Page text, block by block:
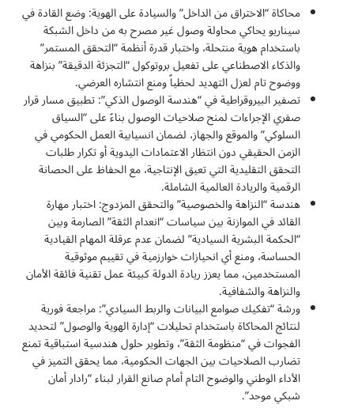
محاكاة “الاختراق من الداخل” والسيادة على الهوية: وضع القادة في
سيناريو يحاكي محاولة وصول غير مصرح به من داخل الشبكة
باستخدام هوية منتحلة، واختبار قدرة أنظمة “التحقق المستمر”
والذكاء الاصطناعي على تفعيل بروتوكول “التجزئة الدقيقة” بنزاهة
ووضوح تام لعزل التهديد لحظياً ومنع انتشاره العرضي.
تصفير البيروقراطية في “هندسة الوصول الذكي”: تطبيق مسار قرار
صفري الإجراءات لمنح صلاحيات الوصول بناءً على “السياق
السلوكي” والموقع والجهاز، لضمان انسيابية العمل الحكومي في
الزمن الحقيقي دون انتظار الاعتمادات اليدوية أو تكرار طلبات
التحقق التقليدية التي تعيق الإنتاجية، مع الحفاظ على الحصانة
الرقمية والريادة العالمية الشاملة.
هندسة “النزاهة والخصوصية” والتحقق المزدوج: اختبار مهارة
القائد في الموازنة بين سياسات “انعدام الثقة” الصارمة وبين
“الحكمة البشرية السيادية” لضمان عدم عرقلة المهام القيادية
الحساسة، ومنع أي انحيازات خوارزمية في تقييم موثوقية
المستخدمين، مما يعزز ريادة الدولة كبيئة عمل تقنية فائقة الأمان
والنزاهة والشفافية.
ورشة “تفكيك صوامع البيانات والربط السيادي”: مراجعة فورية
لنتائج المحاكاة باستخدام تحليلات “إدارة الهوية والوصول” لتحديد
الفجوات في “منظومة الثقة”، وتطوير حلول هندسية استباقية تمنع
تضارب الصلاحيات بين الجهات الحكومية، مما يحقق التميز في
الأداء الوطني والوضوح التام أمام صانع القرار لبناء “رادار أمان
شبكي موحد”.